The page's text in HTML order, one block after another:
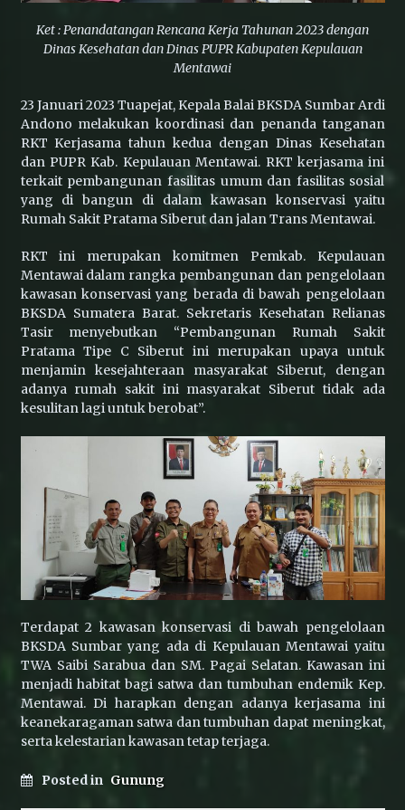
BKSDA Sumbar Tangani Konflik Beruang Madu
yang Resahkan Warga di Lubuk Sikaping
Wujud Akuntabilitas: Transparansi Kinerja
untuk Alam Sumatera Barat
Lemas di Dekat Trafo, Satwa Lutung di Pasar
Usang Berhasil Dievakuasi BKSDA Sumbar
Konflik Satwa di Sijunjung: Beruang Madu
Masuk Perkebunan, Petugas Lakukan
Penghalauan
BKSDA dan COP Pasang Kandang Jebak untuk
Tangani Interaksi Beruang Madu di Nagari
Sinuruik
Ket : Penandatangan Rencana Kerja Tahunan 2023 dengan
Dinas Kesehatan dan Dinas PUPR Kabupaten Kepulauan
Mentawai
23 Januari 2023 Tuapejat, Kepala Balai BKSDA Sumbar Ardi
Andono melakukan koordinasi dan penanda tanganan
RKT Kerjasama tahun kedua dengan Dinas Kesehatan
dan PUPR Kab. Kepulauan Mentawai. RKT kerjasama ini
terkait pembangunan fasilitas umum dan fasilitas sosial
yang di bangun di dalam kawasan konservasi yaitu
Rumah Sakit Pratama Siberut dan jalan Trans Mentawai.
RKT ini merupakan komitmen Pemkab. Kepulauan
Mentawai dalam rangka pembangunan dan pengelolaan
kawasan konservasi yang berada di bawah pengelolaan
BKSDA Sumatera Barat. Sekretaris Kesehatan Relianas
Tasir menyebutkan “Pembangunan Rumah Sakit
Pratama Tipe C Siberut ini merupakan upaya untuk
menjamin kesejahteraan masyarakat Siberut, dengan
adanya rumah sakit ini masyarakat Siberut tidak ada
kesulitan lagi untuk berobat”.
Terdapat 2 kawasan konservasi di bawah pengelolaan
BKSDA Sumbar yang ada di Kepulauan Mentawai yaitu
TWA Saibi Sarabua dan SM. Pagai Selatan. Kawasan ini
menjadi habitat bagi satwa dan tumbuhan endemik Kep.
Mentawai. Di harapkan dengan adanya kerjasama ini
keanekaragaman satwa dan tumbuhan dapat meningkat,
serta kelestarian kawasan tetap terjaga.
Posted in Gunung